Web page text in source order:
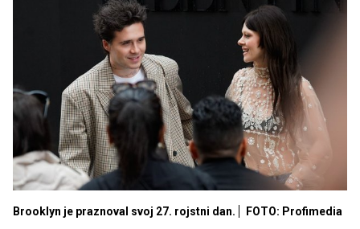
Brooklyn je praznoval svoj 27. rojstni dan. FOTO: Profimedia